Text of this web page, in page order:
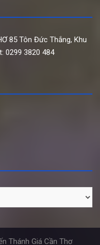
85 Tôn Đức Thắng, Khu
0299 3820 484
Thánh Giá Cần Thơ